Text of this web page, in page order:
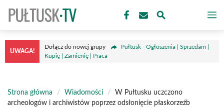
treści
UWAGA!
Dołącz do nowej grupy
Pułtusk - Ogłoszenia | Sprzedam |
Kupię | Zamienię | Praca
Strona główna / Wiadomości /
W Pułtusku uczczono
archeologów i archiwistów poprzez odsłonięcie płaskorzeźb